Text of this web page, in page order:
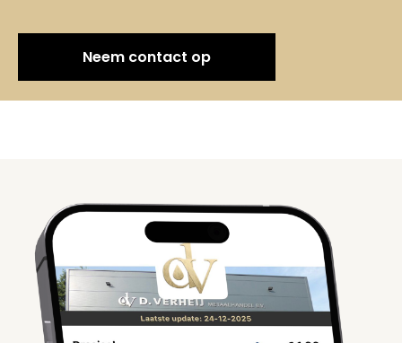
Neem contact op